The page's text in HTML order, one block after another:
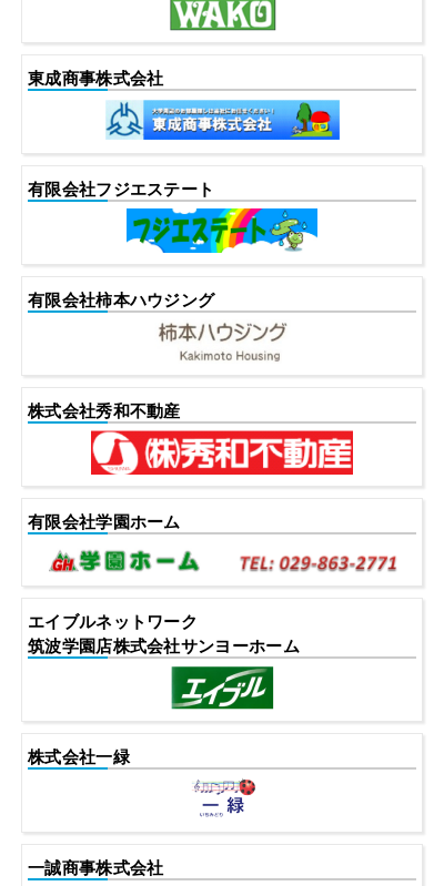
東成商事株式会社
有限会社フジエステート
有限会社柿本ハウジング
株式会社秀和不動産
有限会社学園ホーム
エイブルネットワーク
筑波学園店株式会社サンヨーホーム
株式会社一緑
一誠商事株式会社